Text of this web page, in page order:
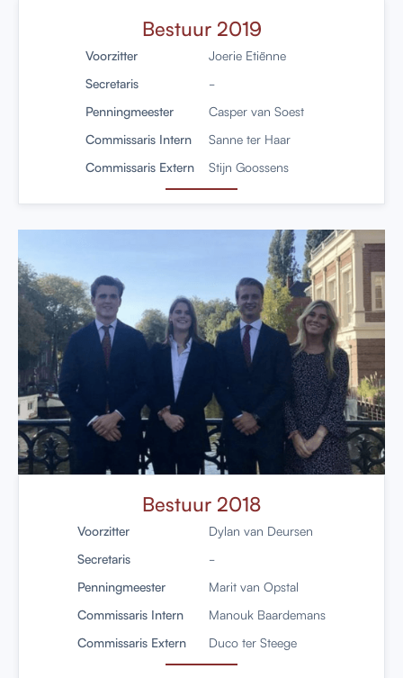
Bestuur 2019
Voorzitter
Joerie Etiënne
Secretaris
-
Penningmeester
Casper van Soest
Commissaris Intern
Sanne ter Haar
Commissaris Extern
Stijn Goossens
Bestuur 2018
Voorzitter
Dylan van Deursen
Secretaris
-
Penningmeester
Marit van Opstal
Commissaris Intern
Manouk Baardemans
Commissaris Extern
Duco ter Steege